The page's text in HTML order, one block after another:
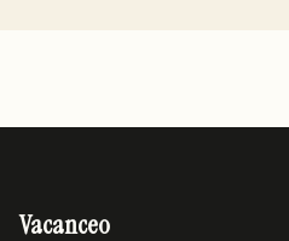
Vacanceo